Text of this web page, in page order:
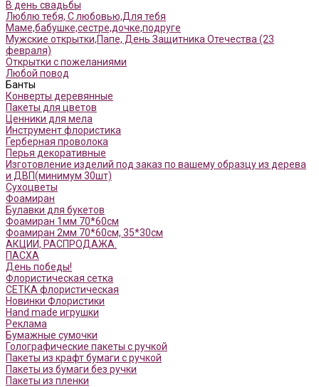
В день свадьбы
Люблю тебя, С любовью,Для тебя
Маме,бабушке,сестре,дочке,подруге
Мужские открытки,Папе, День Защитника Отечества (23
февраля)
Открытки с пожеланиями
Любой повод
Банты
Конверты деревянные
Пакеты для цветов
Ценники для мела
Инструмент флористика
Герберная проволока
Перья декоративные
Изготовление изделий под заказ по вашему образцу из дерева
и ДВП(минимум 30шт)
Сухоцветы
Фоамиран
Булавки для букетов
Фоамиран 1мм 70*60см
Фоамиран 2мм 70*60см, 35*30см
АКЦИИ, РАСПРОДАЖА.
ПАСХА
День победы!
Флористическая сетка
СЕТКА флористическая
Новинки Флористики
Hand made игрушки
Реклама
Бумажные сумочки
Голографические пакеты с ручкой
Пакеты из крафт бумаги с ручкой
Пакеты из бумаги без ручки
Пакеты из пленки